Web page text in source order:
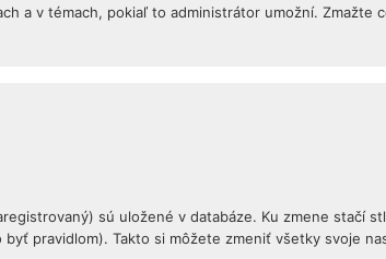
a v témach, pokiaľ to administrátor umožní. Zmažte
sú uložené v databáze. Ku zmene stačí
pravidlom). Takto si môžete zmeniť všetky svoje